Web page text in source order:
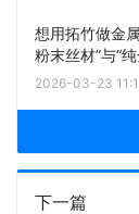
想用拓竹做金
粉末丝材”与“纯
2026-03-23
下一篇